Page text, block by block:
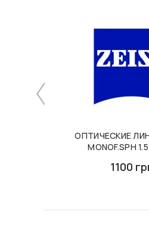
ОПТИЧЕСКИЕ
MONOF.SPH
1100